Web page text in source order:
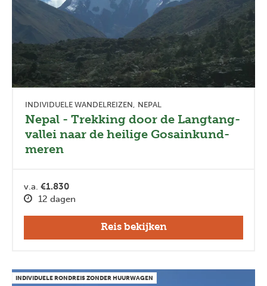
INDIVIDUELE WANDELREIZEN NEPAL
Nepal - Trekking door de Langtang-
vallei naar de heilige Gosainkund-
meren
v.a. €1.830
12 dagen
Reis bekijken
INDIVIDUELE RONDREIS ZONDER HUURWAGEN